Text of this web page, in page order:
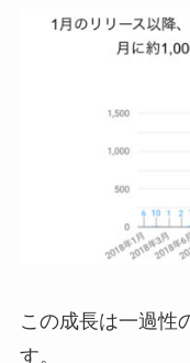
この成長は一過性
す。